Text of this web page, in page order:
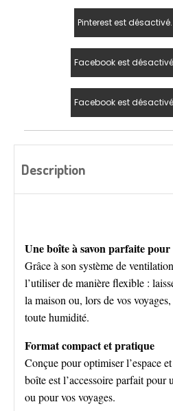
Pinterest est désactivé.
Facebook est
Facebook est
Description
Une boîte à savon parfaite pour
Grâce à son système de
l’utiliser de manière flexible :
la maison ou, lors de vos
toute humidité.
Format compact et pratique
Conçue pour optimiser l’espace
boîte est l’accessoire parfait
ou pour vos voyages.